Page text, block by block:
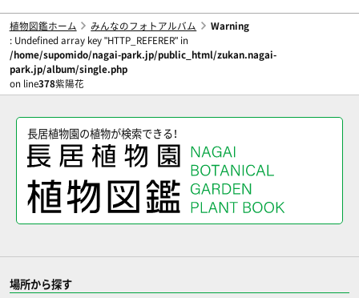
植物図鑑ホーム みんなのフォトアルバム
Warning
: Undefined array key "HTTP_REFERER" in
/home/supomido/nagai-park.jp/public_html/zukan.nagai-
park.jp/album/single.php
on line378紫陽花
長居植物園の植物が検索できる！
場所から探す